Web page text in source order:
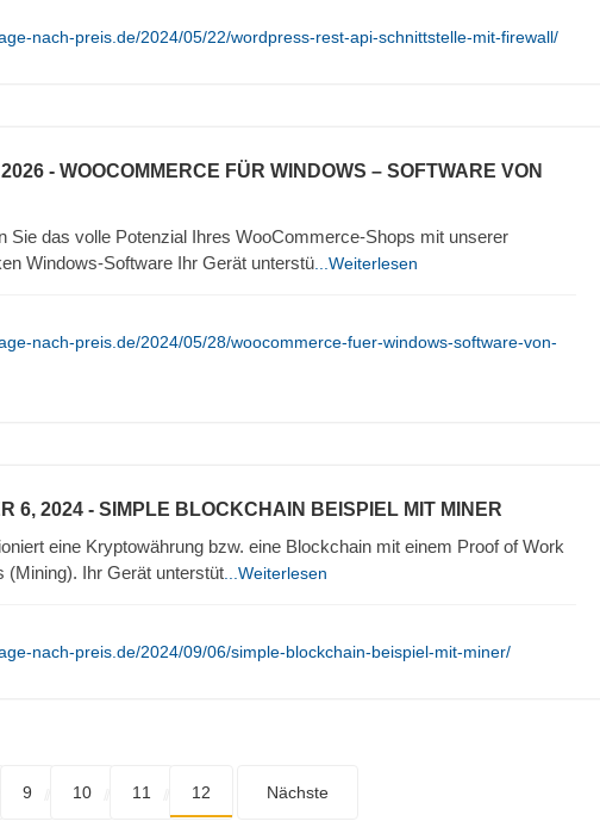
nach-preis.de/2024/05/22/wordpress-rest-api-schnittstelle-mit-firewall/
- WOOCOMMERCE FÜR WINDOWS – SOFTWARE VON
Sie das volle Potenzial Ihres WooCommerce-Shops mit unserer
Windows-Software Ihr Gerät unterstü ...Weiterlesen
nach-preis.de/2024/05/28/woocommerce-fuer-windows-software-von-
6, 2024 - SIMPLE BLOCKCHAIN BEISPIEL MIT MINER
eine Kryptowährung bzw. eine Blockchain mit einem Proof of Work
(Mining). Ihr Gerät unterstüt ...Weiterlesen
nach-preis.de/2024/09/06/simple-blockchain-beispiel-mit-miner/
9 10 11 12 Nächste